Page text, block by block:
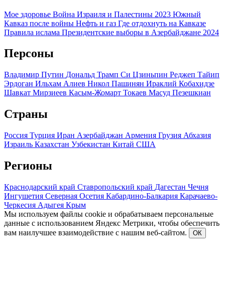
Мое здоровье Война Израиля и Палестины 2023 Южный
Кавказ после войны Нефть и газ Где отдохнуть на Кавказе
Правила ислама Президентские выборы в Азербайджане 2024
Персоны
Владимир Путин Дональд Трамп Си Цзиньпин Реджеп Тайип
Эрдоган Ильхам Алиев Никол Пашинян Ираклий Кобахидзе
Шавкат Мирзиеев Касым-Жомарт Токаев Масуд Пезешкиан
Страны
Россия Турция Иран Азербайджан Армения Грузия Абхазия
Израиль Казахстан Узбекистан Китай США
Регионы
Краснодарский край Ставропольский край Дагестан Чечня
Ингушетия Северная Осетия Кабардино-Балкария Карачаево-
Черкесия Адыгея Крым
Мы используем файлы cookie и обрабатываем персональные
данные с использованием Яндекс Метрики, чтобы обеспечить
вам наилучшее взаимодействие с нашим веб-сайтом.
ОК